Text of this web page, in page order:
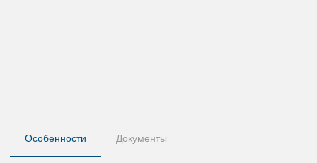
Особенности Документы